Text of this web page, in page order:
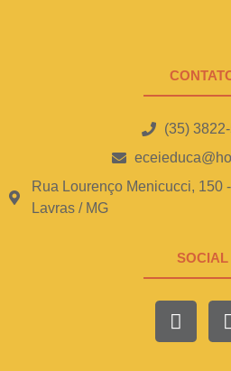
(35)
Rua Lourenço Menicucci, 150
Lavras / MG
SOCIAL